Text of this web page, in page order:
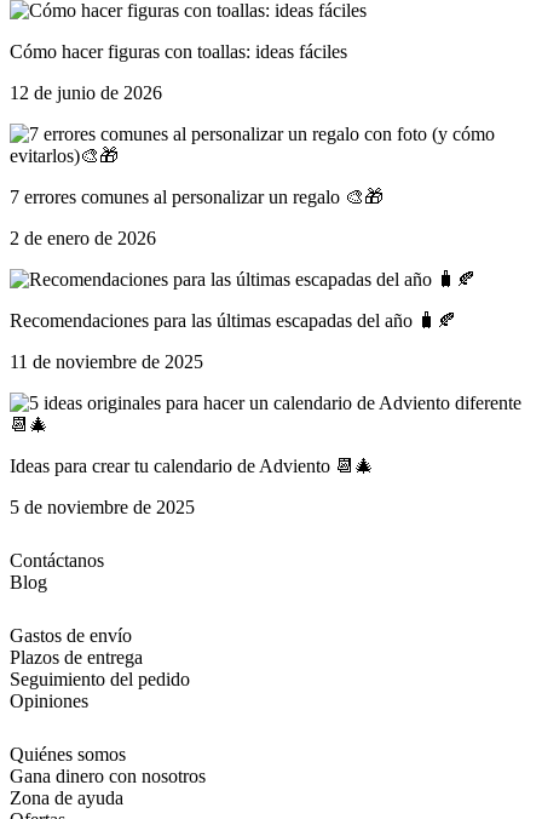
Cómo hacer figuras con toallas: ideas fáciles
12 de junio de 2026
7 errores comunes al personalizar un regalo 🎨🎁
2 de enero de 2026
Recomendaciones para las últimas escapadas del año 🧳🍂
11 de noviembre de 2025
Ideas para crear tu calendario de Adviento 📆🎄
5 de noviembre de 2025
Contáctanos
Blog
Gastos de envío
Plazos de entrega
Seguimiento del pedido
Opiniones
Quiénes somos
Gana dinero con nosotros
Zona de ayuda